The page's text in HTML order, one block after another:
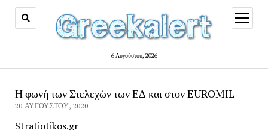
6 Αυγούστου, 2026
open
menu
Η φωνή των Στελεχών των ΕΔ και στον EUROMIL
20 ΑΥΓΟΎΣΤΟΥ, 2020
Stratiotikos.gr